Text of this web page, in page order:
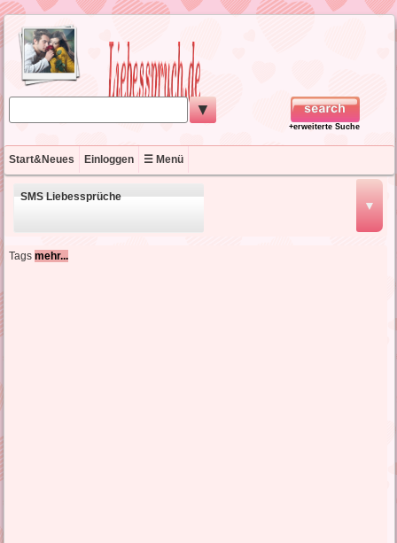
▼
+erweiterte Suche
Start&Neues Einloggen ☰ Menü
▼
SMS Liebessprüche
schöne Liebessprüche
Tagsmehr...